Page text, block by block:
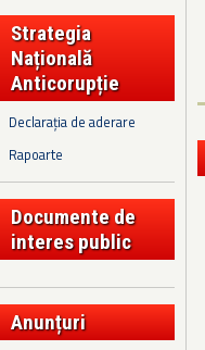
Strategia
Națională
Anticorupție
Declarația de aderare
Rapoarte
Documente de
interes public
Anunțuri